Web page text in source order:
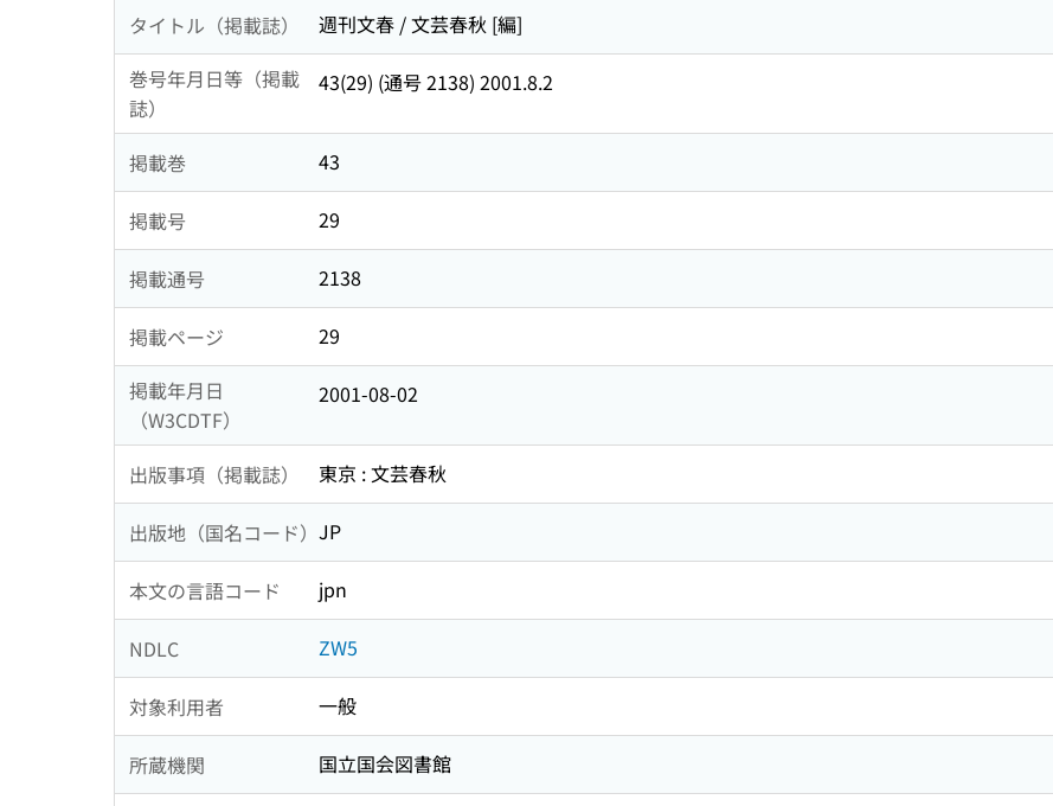
タイトル（掲載誌）
週刊文春 / 文芸春秋 [編]
巻号年月日等（掲載
誌）
43(29) (通号 2138) 2001.8.2
掲載巻 43
掲載号 29
掲載通号 2138
掲載ページ
29
掲載年月日
（W3CDTF）
2001-08-02
出版事項（掲載誌） 東京 : 文芸春秋
出版地（国名コード） JP
本文の言語コード jpn
NDLC ZW5
対象利用者 一般
所蔵機関 国立国会図書館